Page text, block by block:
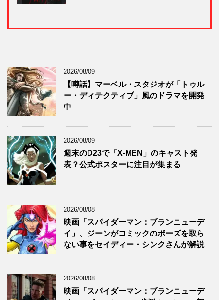
2026/08/09
【噂話】マーベル・スタジオが「トゥル
ー・ディテクティブ」風のドラマを開発
中
2026/08/09
週末のD23で「X-MEN」のキャスト発
表？公式ポスターに注目が集まる
2026/08/08
映画「スパイダーマン：ブランニューデ
イ」、ジーンがコミックのポーズを取ら
ない事をセイディー・シンクさんが解説
2026/08/08
映画「スパイダーマン：ブランニューデ